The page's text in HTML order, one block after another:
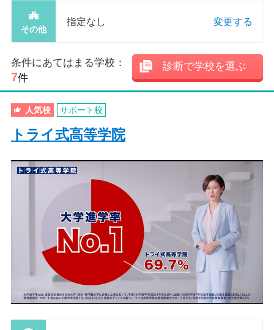
その他
指定なし 変更する
条件にあてはまる学校：
7件
診断で学校を選ぶ
人気校 サポート校
トライ式高等学院